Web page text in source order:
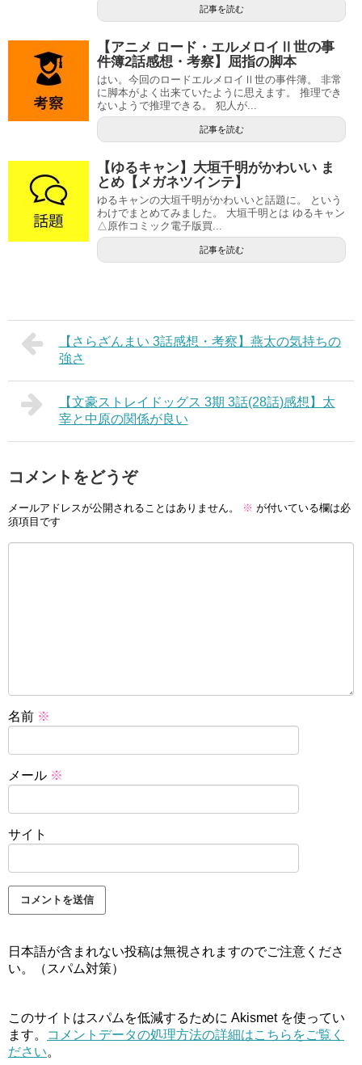
記事を読む
【アニメ ロード・エルメロイⅡ世の事
件簿2話感想・考察】屈指の脚本
はい。今回のロードエルメロイⅡ世の事件簿。 非常
に脚本がよく出来ていたように思えます。 推理でき
ないようで推理できる。 犯人が...
記事を読む
【ゆるキャン】大垣千明がかわいい ま
とめ【メガネツインテ】
ゆるキャンの大垣千明がかわいいと話題に。 という
わけでまとめてみました。 大垣千明とは ゆるキャン
△原作コミック電子版買...
記事を読む
【さらざんまい 3話感想・考察】燕太の気持ちの
強さ
【文豪ストレイドッグス 3期 3話(28話)感想】太
宰と中原の関係が良い
コメントをどうぞ
メールアドレスが公開されることはありません。 ※ が付いている欄は必
須項目です
名前 ※
メール ※
サイト
日本語が含まれない投稿は無視されますのでご注意くださ
い。（スパム対策）
このサイトはスパムを低減するために Akismet を使ってい
ます。
コメントデータの処理方法の詳細はこちらをご覧く
ださい。